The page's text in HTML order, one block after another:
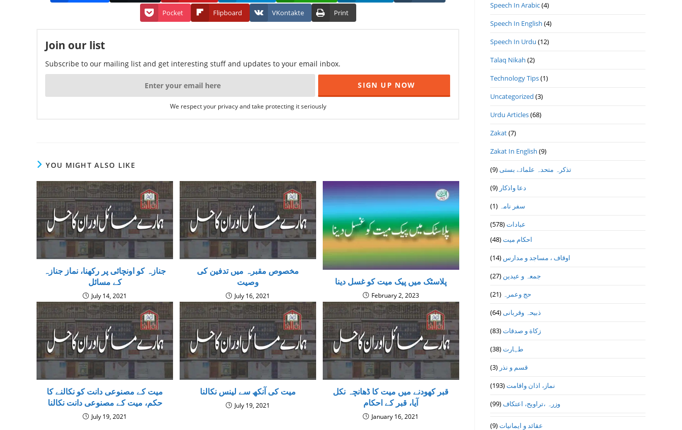
Pocket Flipboard VKontakte Print
Join our list
Subscribe to our mailing list and get interesting stuff and updates to your email inbox.
We respect your privacy and take protecting it seriously
YOU MIGHT ALSO LIKE
جنازہ کو اونچائی پر رکھنا، نماز جنازہ
کے مسائل
July 14, 2021
مخصوص مقبرہ میں تدفین کی
وصیت
July 16, 2021
پلاسٹک میں پیک میت کو غسل دینا
February 2, 2023
میت کے مصنوعی دانت کو نکالنے کا
حکم، میت كے مصنوعی دانت نكالنا
July 19, 2021
میت کی آنکھ سے لینس نکالنا
July 19, 2021
قبر کھودنے میں میت کا ڈھانچہ نکل
آیا، قبر کے احکام
January 16, 2021
Speech In Arabic(4)
Speech In English (4)
Speech In Urdu (12)
Talaq Nikah (2)
Technology Tips(1)
Uncategorized (3)
Urdu Articles(68)
Zakat(7)
Zakat In English (9)
تذكرہ متحدہ علمائے بستى(9)
دعا واذكار (9)
سفر نامہ (1)
عبادات(578)
احکام میت(48)
اوقاف ، مساجد و مدارس (14)
جمعہ و عیدین (27)
حج وعمرہ (21)
ذبیحہ وقربانی(64)
زکاة و صدقات(83)
طہارت(38)
قسم و نذر (3)
نماز، اذان واقامت(193)
وزرہ ،تراويح، اعتكاف(99)
عقائد و ایمانیات(9)